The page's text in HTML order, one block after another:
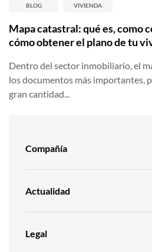
BLOG VIVIENDA
Mapa catastral: qué es, como
cómo obtener el plano de tu
Dentro del sector inmobiliario, el
los documentos más importantes,
gran cantidad...
Compañía
Actualidad
Legal